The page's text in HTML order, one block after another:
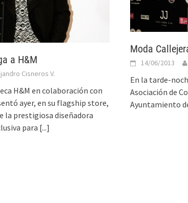
a H&M
Cisneros V.
H&M en colaboración con
ayer, en su flagship store,
la prestigiosa diseñadora
para [...]
Moda
14/06/2013
En la tarde-
Asociación de
Ayuntamiento